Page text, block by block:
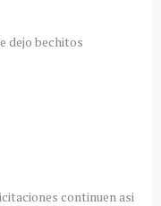
dejo bechitos
continuen asi